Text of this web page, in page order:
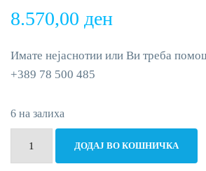
8.570,00 ден
Имате нејаснотии или Ви треба
+389 78 500 485
6 на залиха
ДОДАЈ ВО КОШНИЧКА